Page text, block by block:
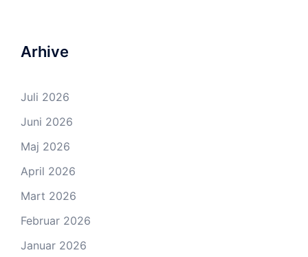
Arhive
Juli 2026
Juni 2026
Maj 2026
April 2026
Mart 2026
Februar 2026
Januar 2026